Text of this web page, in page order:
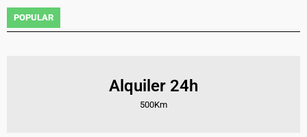
POPULAR
Alquiler 24h
500Km